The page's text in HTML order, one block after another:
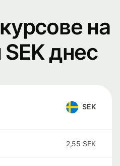
на
днес
SEK
2,55 SEK